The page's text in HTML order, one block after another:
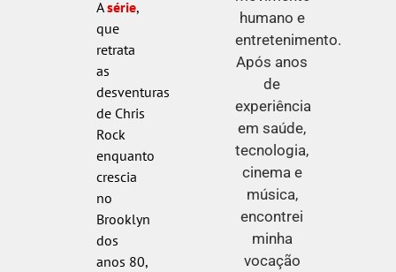
Asérie,
que
retrata
as
desventuras
de Chris
Rock
enquanto
crescia
no
Brooklyn
dos
anos 80,
humano e
entretenimento.
Após anos
de
experiência
em saúde,
tecnologia,
cinema e
música,
encontrei
minha
vocação